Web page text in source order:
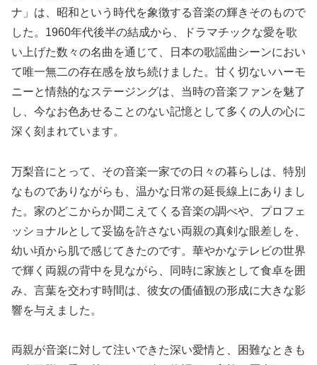
ナ」は、昭和という時代を象徴する音楽の輝きそのもので
した。1960年代後半の結成から、ドラマチックな愛を歌
い上げた数々の名曲を通じて、日本の歌謡曲シーンにおい
て唯一無二の存在感を放ち続けました。甘く切ないハーモ
ニーと情熱的なステージングは、当時の音楽ファンを魅了
し、今なお色あせることのない記憶として多くの人の心に
深く刻まれています。
万梨音にとって、その音楽一家での日々の暮らしは、特別
なものでありながらも、温かな日常の延長線上にありまし
た。家のどこからか聞こえてくる音楽の調べや、プロフェ
ッショナルとして妥協を許さない両親の真剣な眼差しを、
幼い頃から肌で感じてきたのです。華やかなテレビの世界
で輝く両親の背中を見ながら、同時に家族として食卓を囲
み、言葉を交わす時間は、彼女の価値観の形成に大きな影
響を与えました。
両親が音楽に対して注いできた深い愛情と、困難なときも